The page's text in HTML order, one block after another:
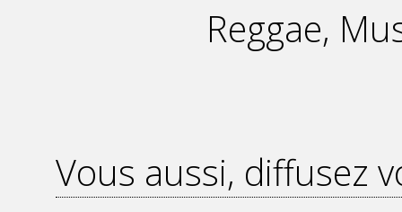
Reggae,
Vous aussi, diffusez